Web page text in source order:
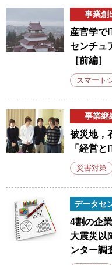
事業創
産官学で
センチュ
［前編］
スマート
事業継
被災地，
「経営
災害対策
データセ
4割の企
大震災以
ンター調